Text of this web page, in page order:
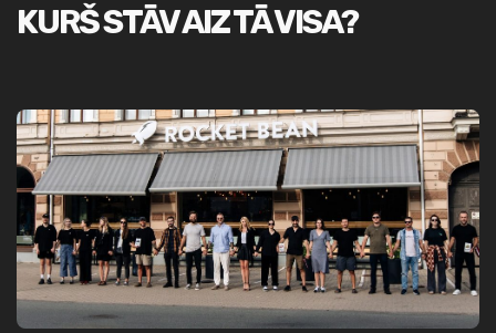
KURŠ STĀV AIZ TĀ VISA?